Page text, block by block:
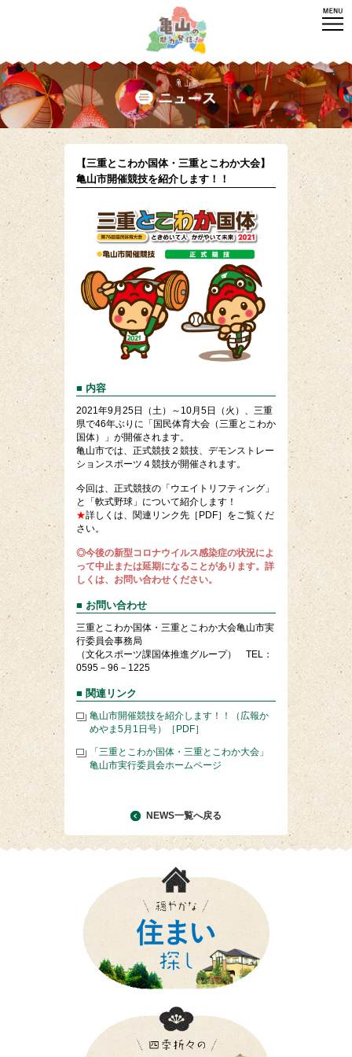
【三重とこわか国体・三重とこわか大会】
亀山市開催競技を紹介します！！
■ 内容
2021年9月25日（土）～10月5日（火）、三重
県で46年ぶりに「国民体育大会（三重とこわか
国体）」が開催されます。
亀山市では、正式競技２競技、デモンストレー
ションスポーツ４競技が開催されます。
今回は、正式競技の「ウエイトリフティング」
と「軟式野球」について紹介します！
★詳しくは、関連リンク先［PDF］をご覧くだ
さい。
◎今後の新型コロナウイルス感染症の状況によ
って中止または延期になることがあります。詳
しくは、お問い合わせください。
■ お問い合わせ
三重とこわか国体・三重とこわか大会亀山市実
行委員会事務局
（文化スポーツ課国体推進グループ） TEL：
0595－96－1225
■ 関連リンク
亀山市開催競技を紹介します！！（広報か
めやま5月1日号）［PDF］
「三重とこわか国体・三重とこわか大会」
亀山市実行委員会ホームページ
NEWS一覧へ戻る